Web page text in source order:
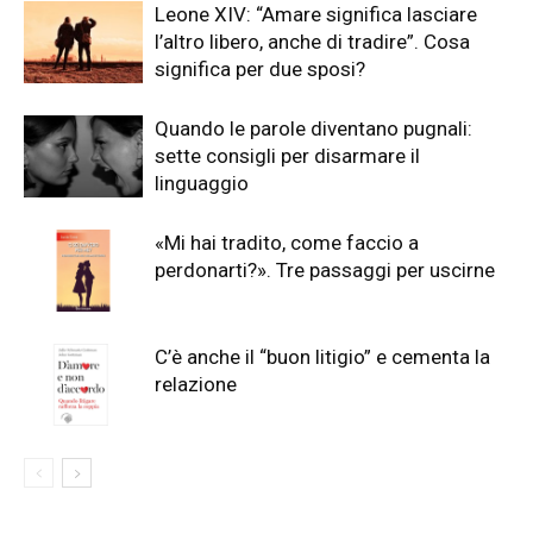
Leone XIV: “Amare significa lasciare
l’altro libero, anche di tradire”. Cosa
significa per due sposi?
Quando le parole diventano pugnali:
sette consigli per disarmare il
linguaggio
«Mi hai tradito, come faccio a
perdonarti?». Tre passaggi per uscirne
C’è anche il “buon litigio” e cementa la
relazione